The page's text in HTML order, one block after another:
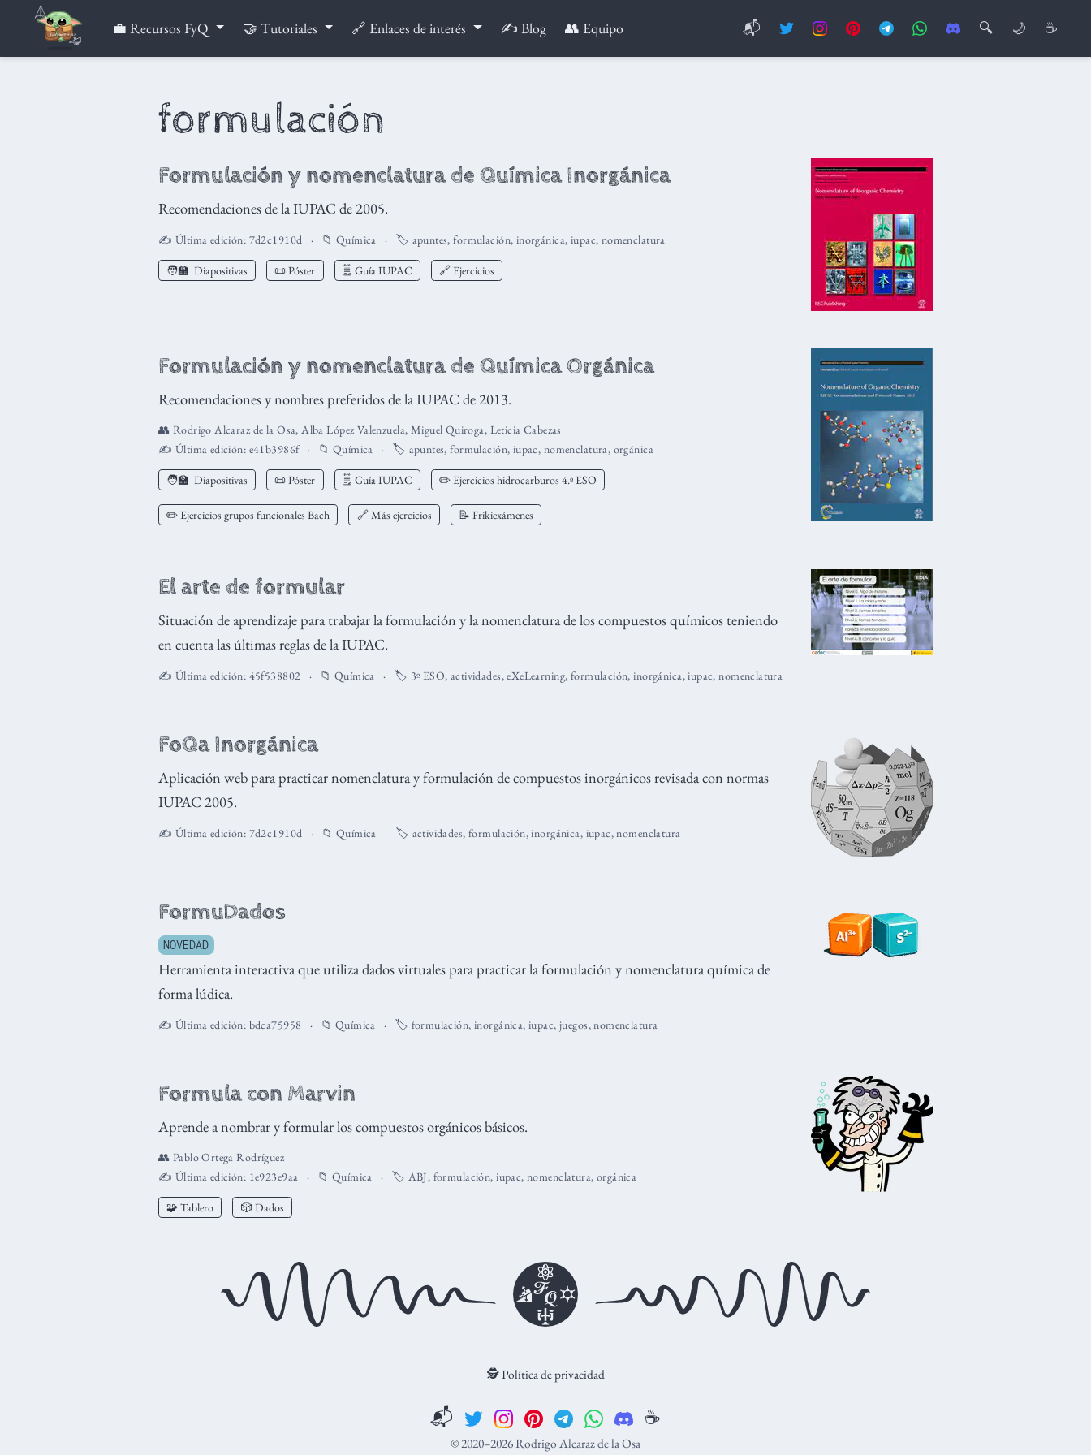
💼 Recursos FyQ 🤝 Tutoriales 🔗 Enlaces de interés ✍️ Blog 👥 Equipo 📬 🔍 🌙 ☕
formulación
Formulación y nomenclatura de Química Inorgánica
Recomendaciones de la IUPAC de 2005.
✍️ Última edición: 7d2c1910d 📁 Química 🏷️ apuntes,formulación, inorgánica, iupac, nomenclatura
🧑‍🏫 Diapositivas 📜 Póster 🗒️ Guía IUPAC 🔗 Ejercicios
Formulación y nomenclatura de Química Orgánica
Recomendaciones y nombres preferidos de la IUPAC de 2013.
👥 Rodrigo Alcaraz de la Osa,Alba López Valenzuela, Miguel Quiroga, Leticia Cabezas
✍️ Última edición: e41b3986f 📁 Química 🏷️ apuntes,formulación, iupac, nomenclatura, orgánica
🧑‍🏫 Diapositivas 📜 Póster 🗒️ Guía IUPAC ✏️ Ejercicios hidrocarburos 4.º ESO
✏️ Ejercicios grupos funcionales Bach 🔗 Más ejercicios 📝 Frikiexámenes
El arte de formular
Situación de aprendizaje para trabajar la formulación y la nomenclatura de los compuestos químicos teniendo
en cuenta las últimas reglas de la IUPAC.
✍️ Última edición: 45f538802 📁 Química 🏷️ 3º ESO, actividades,eXeLearning, formulación,inorgánica,iupac,nomenclatura
FoQa Inorgánica
Aplicación web para practicar nomenclatura y formulación de compuestos inorgánicos revisada con normas
IUPAC 2005.
✍️ Última edición: 7d2c1910d 📁 Química 🏷️ actividades, formulación,inorgánica, iupac,nomenclatura
FormuDados
NOVEDAD
Herramienta interactiva que utiliza dados virtuales para practicar la formulación y nomenclatura química de
forma lúdica.
✍️ Última edición: bdca75958 📁 Química 🏷️ formulación, inorgánica,iupac, juegos,nomenclatura
Formula con Marvin
Aprende a nombrar y formular los compuestos orgánicos básicos.
👥 Pablo Ortega Rodríguez
✍️ Última edición: 1e923e9aa 📁 Química 🏷️ ABJ, formulación,iupac,nomenclatura, orgánica
🧩 Tablero 🎲 Dados
🕵️ Política de privacidad
📬 ☕️
© 2020–2026 Rodrigo Alcaraz de la Osa